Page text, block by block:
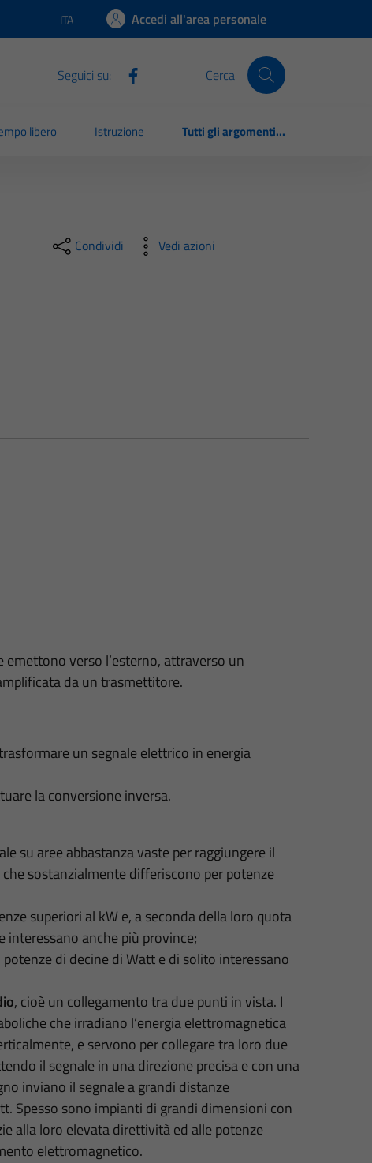
Lingua attiva:
ITA Accedi all'area personale
Seguici su: Cerca
libero Istruzione Tutti gli argomenti...
Condividi Vedi azioni
verso l’esterno, attraverso un
da un trasmettitore.
un segnale elettrico in energia
la conversione inversa.
su aree abbastanza vaste per raggiungere il
sostanzialmente differiscono per potenze
superiori al kW e, a seconda della loro quota
interessano anche più province;
potenze di decine di Watt e di solito interessano
, cioè un collegamento tra due punti in vista. I
che irradiano l’energia elettromagnetica
e servono per collegare tra loro due
il segnale in una direzione precisa e con una
inviano il segnale a grandi distanze
Spesso sono impianti di grandi dimensioni con
alla loro elevata direttività ed alle potenze
elettromagnetico.